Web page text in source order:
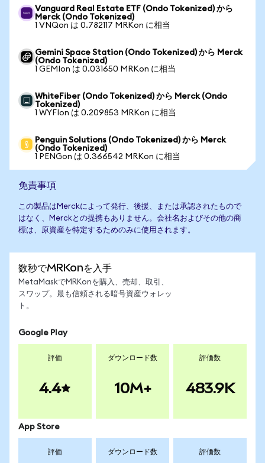
Vanguard Real Estate ETF (Ondo Tokenized) から
Merck (Ondo Tokenized)
1 VNQon は 0.782117 MRKon に相当
Gemini Space Station (Ondo Tokenized) から Merck
(Ondo Tokenized)
1 GEMIon は 0.031650 MRKon に相当
WhiteFiber (Ondo Tokenized) から Merck (Ondo
Tokenized)
1 WYFIon は 0.209853 MRKon に相当
Penguin Solutions (Ondo Tokenized) から Merck
(Ondo Tokenized)
1 PENGon は 0.366542 MRKon に相当
免責事項
この製品はMerckによって発行、後援、または承認されたもので
はなく、Merckとの提携もありません。会社名およびその他の商
標は、原資産を特定するためのみに使用されます。
数秒でMRKonを入手
MetaMaskでMRKonを購入、売却、取引、
スワップ。最も信頼される暗号資産ウォレッ
ト。
Google Play
評価
4.4
ダウンロード数
10M+
評価数
483.9K
App Store
評価 ダウンロード数 評価数